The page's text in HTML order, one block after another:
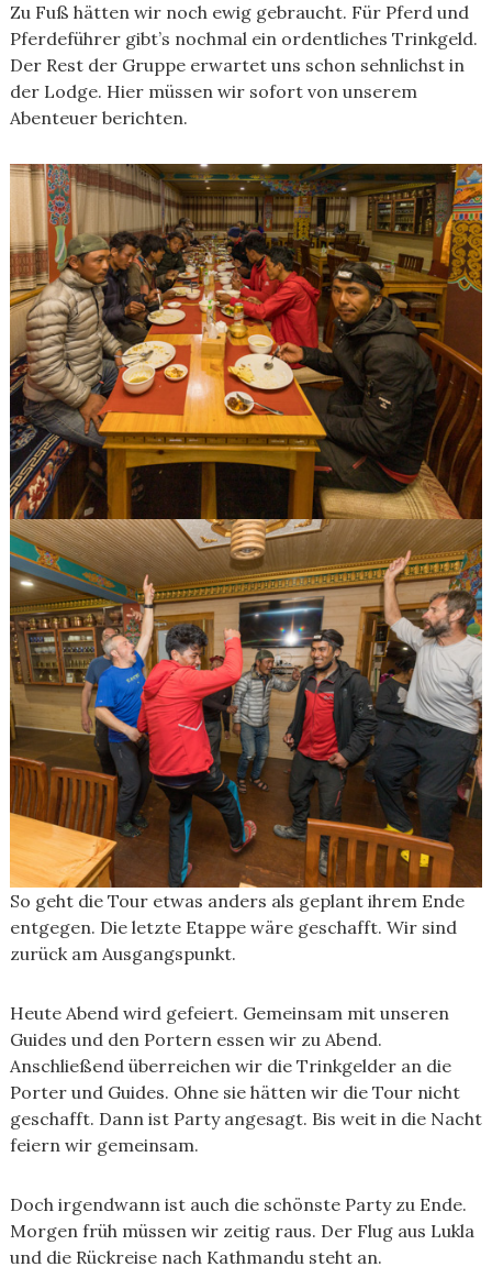
Zu Fuß hätten wir noch ewig gebraucht. Für Pferd und
Pferdeführer gibt’s nochmal ein ordentliches Trinkgeld.
Der Rest der Gruppe erwartet uns schon sehnlichst in
der Lodge. Hier müssen wir sofort von unserem
Abenteuer berichten.
So geht die Tour etwas anders als geplant ihrem Ende
entgegen. Die letzte Etappe wäre geschafft. Wir sind
zurück am Ausgangspunkt.
Heute Abend wird gefeiert. Gemeinsam mit unseren
Guides und den Portern essen wir zu Abend.
Anschließend überreichen wir die Trinkgelder an die
Porter und Guides. Ohne sie hätten wir die Tour nicht
geschafft. Dann ist Party angesagt. Bis weit in die Nacht
feiern wir gemeinsam.
Doch irgendwann ist auch die schönste Party zu Ende.
Morgen früh müssen wir zeitig raus. Der Flug aus Lukla
und die Rückreise nach Kathmandu steht an.